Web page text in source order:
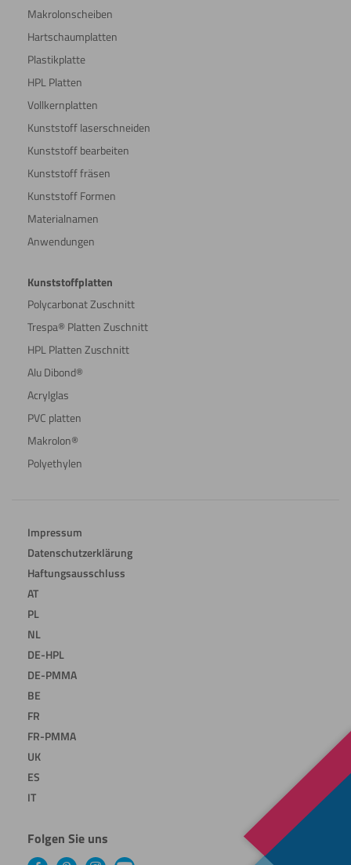
Makrolonscheiben
Hartschaumplatten
Plastikplatte
HPL Platten
Vollkernplatten
Kunststoff laserschneiden
Kunststoff bearbeiten
Kunststoff fräsen
Kunststoff Formen
Materialnamen
Anwendungen
Kunststoffplatten
Polycarbonat Zuschnitt
Trespa® Platten Zuschnitt
HPL Platten Zuschnitt
Alu Dibond®
Acrylglas
PVC platten
Makrolon®
Polyethylen
Impressum
Datenschutzerklärung
Haftungsausschluss
AT
PL
NL
DE-HPL
DE-PMMA
BE
FR
FR-PMMA
UK
ES
IT
Folgen Sie uns